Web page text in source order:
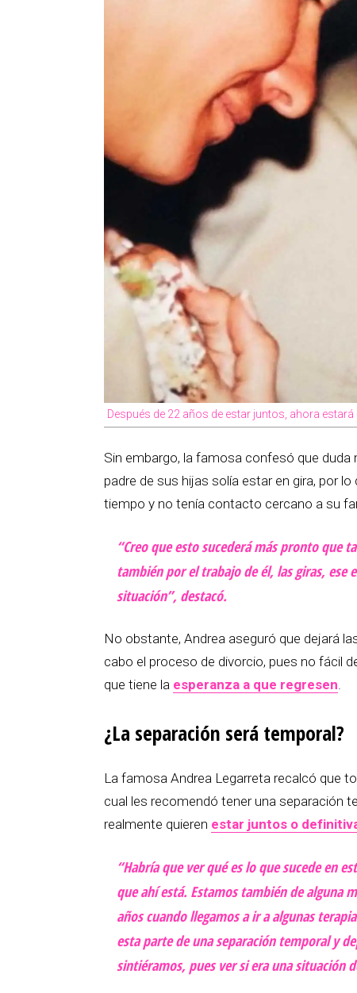
Después de 22 años de estar juntos, ahora
Sin embargo, la famosa confesó que
padre de sus hijas solía estar en gira, por
tiempo y no tenía contacto cercano a su
“Creo que esto sucederá más pronto que
también por el trabajo de él, las giras, ese
situación”, destacó.
No obstante, Andrea aseguró que dejará
cabo el proceso de divorcio, pues no fácil
que tiene la esperanza a que regresen
¿La separación será temporal?
La famosa Andrea Legarreta recalcó que
cual les recomendó tener una separación
realmente quieren estar juntos o
“Habría que ver qué es lo que sucede en
que ahí está. Estamos también de alguna
años cuando llegamos a ir a algunas
esta parte de una separación temporal y
sintiéramos, pues ver si era una situación